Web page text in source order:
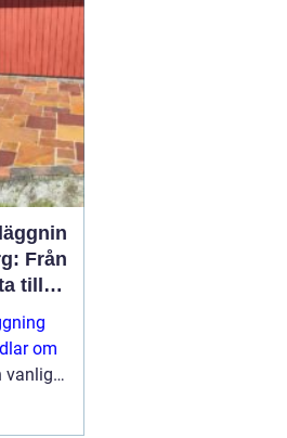
fungerar
Från
till
om
vanlig